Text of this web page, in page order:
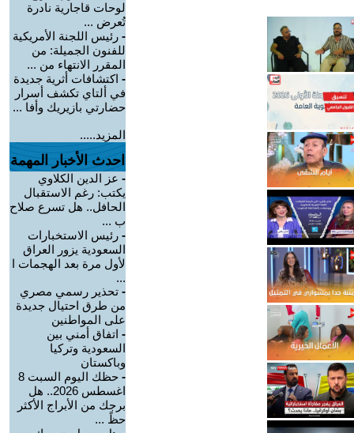
لوحات قاجارية نادرة
تُعرض ...
- رئيس اللجنة الأمريكية
للفنون الجميلة: من
المقرر الانتهاء من ...
- اكتشافات أثرية جديدة
في ألتاي تكشف أسرار
حضارتي بازيريك وأفا ...
المزيد.....
احدث الأخبار المهمة
- عز الدين الكلاوي
يكتب: رغم الاستقبال
الحافل.. هل تسرع صلاح
ب ...
- رئيس الاستخبارات
السعودية يزور العراق
لأول مرة بعد الهجمات ا
...
- تحذير رسمي مصري
من طرق احتيال جديدة
على المواطنين
- اتفاق أمني بين
السعودية وتركيا
وباكستان
-
حظك اليوم السبت 8
اغسطس 2026.. هل
برجك من الأبراج الأكثر
حظً ...